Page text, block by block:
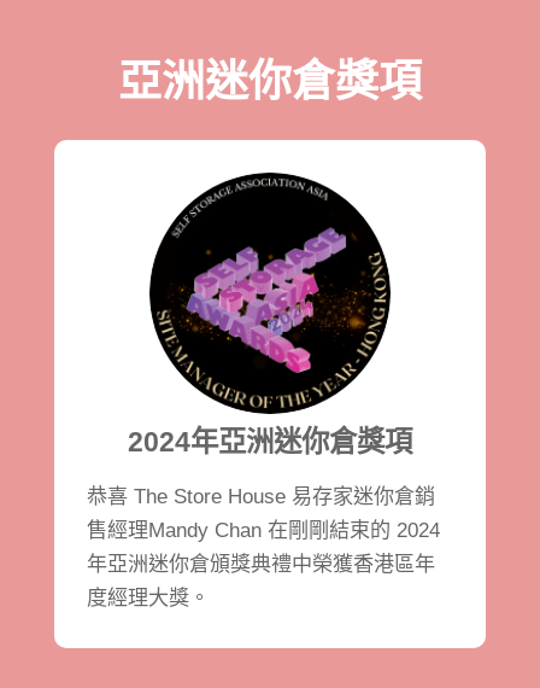
亞洲迷你倉獎項
2024年亞洲迷你倉獎項
恭喜 The Store House 易存家迷你倉銷
售經理Mandy Chan 在剛剛結束的 2024
年亞洲迷你倉頒獎典禮中榮獲香港區年
度經理大獎。